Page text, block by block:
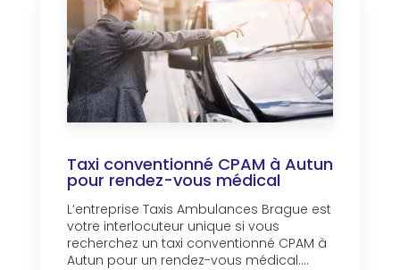
Taxi conventionné CPAM à Autun
pour rendez-vous médical
L’entreprise Taxis Ambulances Brague est
votre interlocuteur unique si vous
recherchez un taxi conventionné CPAM à
Autun pour un rendez-vous médical....